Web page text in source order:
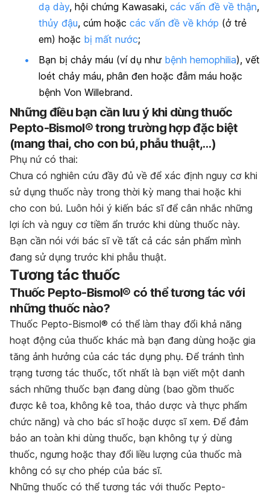
dạ dày, hội chứng Kawasaki, các vấn đề về thận,
thủy đậu, cúm hoặc các vấn đề về khớp (ở trẻ
em) hoặc bị mất nước;
Bạn bị chảy máu (ví dụ như bệnh hemophilia), vết
loét chảy máu, phân đen hoặc đẫm máu hoặc
bệnh Von Willebrand.
Những điều bạn cần lưu ý khi dùng thuốc
Pepto-Bismol® trong trường hợp đặc biệt
(mang thai, cho con bú, phẫu thuật,…)
Phụ nứ có thai:
Chưa có nghiên cứu đầy đủ về để xác định nguy cơ khi
sử dụng thuốc này trong thời kỳ mang thai hoặc khi
cho con bú. Luôn hỏi ý kiến bác sĩ để cân nhắc những
lợi ích và nguy cơ tiềm ẩn trước khi dùng thuốc này.
Bạn cần nói với bác sĩ về tất cả các sản phẩm mình
đang sử dụng trước khi phẫu thuật.
Tương tác thuốc
Thuốc Pepto-Bismol® có thể tương tác với
những thuốc nào?
Thuốc Pepto-Bismol® có thể làm thay đổi khả năng
hoạt động của thuốc khác mà bạn đang dùng hoặc gia
tăng ảnh hưởng của các tác dụng phụ. Để tránh tình
trạng tương tác thuốc, tốt nhất là bạn viết một danh
sách những thuốc bạn đang dùng (bao gồm thuốc
được kê toa, không kê toa, thảo dược và thực phẩm
chức năng) và cho bác sĩ hoặc dược sĩ xem. Để đảm
bảo an toàn khi dùng thuốc, bạn không tự ý dùng
thuốc, ngưng hoặc thay đổi liều lượng của thuốc mà
không có sự cho phép của bác sĩ.
Những thuốc có thể tương tác với thuốc Pepto-